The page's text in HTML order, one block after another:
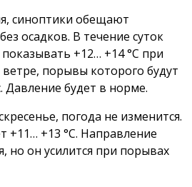
синоптики обещают
осадков. В течение суток
+12… +14 °С при
порывы которого будут
Давление будет в норме.
погода не изменится.
+11… +13 °С. Направление
но он усилится при порывах